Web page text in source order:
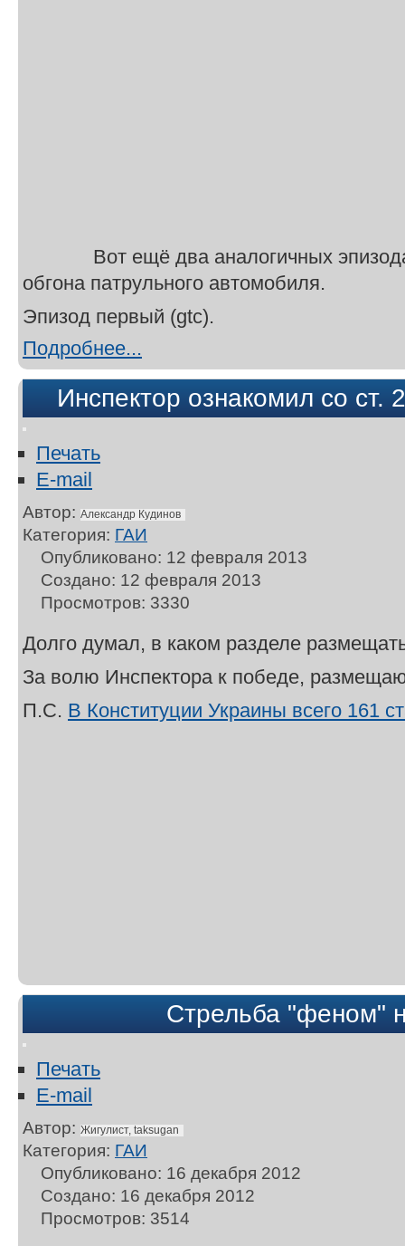
Вот ещё два аналогичных
обгона патрульного автомобиля.
Эпизод первый (gtc).
Подробнее...
Инспектор ознакомил со ст.
Печать
E-mail
Автор: Александр Кудинов
Категория: ГАИ
Опубликовано: 12 февраля 2013
Создано: 12 февраля 2013
Просмотров: 3330
Долго думал, в каком разделе
За волю Инспектора к победе,
П.С. В Конституции Украины всего 161
Стрельба "феном"
Печать
E-mail
Автор: Жигулист, taksugan
Категория: ГАИ
Опубликовано: 16 декабря 2012
Создано: 16 декабря 2012
Просмотров: 3514